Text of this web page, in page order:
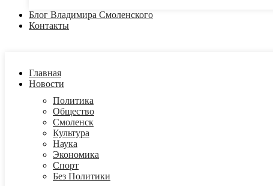
Блог Владимира Смоленского
Контакты
Главная
Новости
Политика
Общество
Смоленск
Культура
Наука
Экономика
Спорт
Без Политики